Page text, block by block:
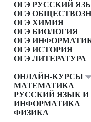
ОГЭ РУССКИЙ
ОГЭ
ОГЭ ХИМИЯ
ОГЭ БИОЛОГИЯ
ОГЭ
ОГЭ ИСТОРИЯ
ОГЭ ЛИТЕРАТУРА
ОНЛАЙН-КУРСЫ
МАТЕМАТИКА
РУССКИЙ ЯЗЫК И
ИНФОРМАТИКА
ФИЗИКА